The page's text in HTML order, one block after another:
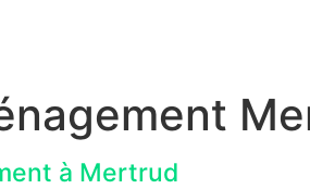
à Mertrud